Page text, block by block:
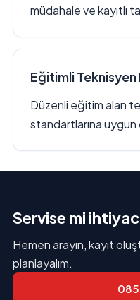
müdahale ve kayıtlı
Eğitimli
Düzenli eğitim alan
standartlarına uygun
Servise mi
Hemen arayın, kayıt
planlayalım.